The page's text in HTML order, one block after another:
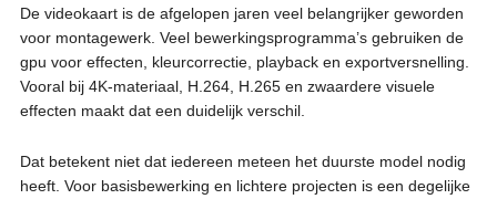
De videokaart is de afgelopen jaren veel belangrijker geworden
voor montagewerk. Veel bewerkingsprogramma’s gebruiken de
gpu voor effecten, kleurcorrectie, playback en exportversnelling.
Vooral bij 4K-materiaal, H.264, H.265 en zwaardere visuele
effecten maakt dat een duidelijk verschil.
Dat betekent niet dat iedereen meteen het duurste model nodig
heeft. Voor basisbewerking en lichtere projecten is een degelijke